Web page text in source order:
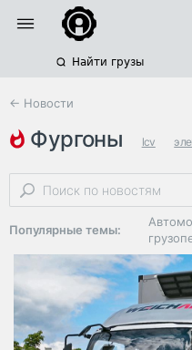
Найти грузы
← Новости
фургоны lcv
Популярные темы:
ЭДО,